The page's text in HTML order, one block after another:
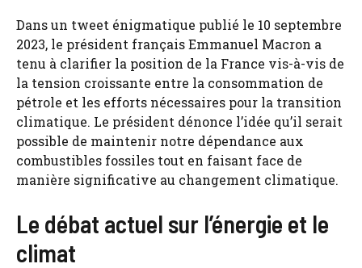
Dans un tweet énigmatique publié le 10 septembre
2023, le président français Emmanuel Macron a
tenu à clarifier la position de la France vis-à-vis de
la tension croissante entre la consommation de
pétrole et les efforts nécessaires pour la transition
climatique. Le président dénonce l’idée qu’il serait
possible de maintenir notre dépendance aux
combustibles fossiles tout en faisant face de
manière significative au changement climatique.
Le débat actuel sur l’énergie et le
climat